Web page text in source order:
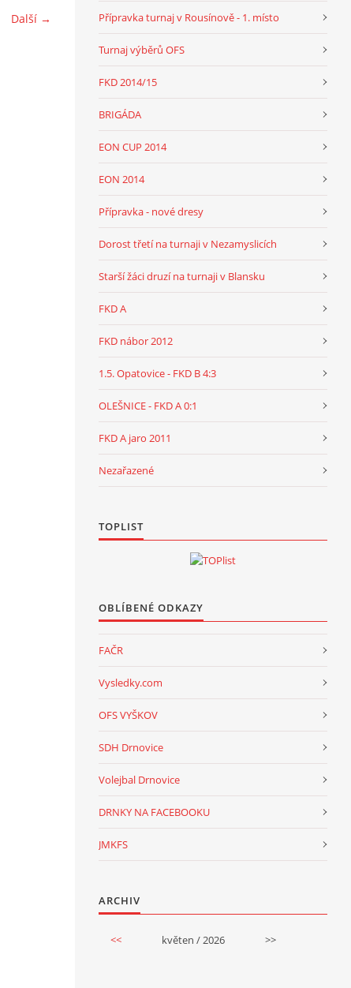
Další → Přípravka turnaj v Rousínově - 1. místo
Turnaj výběrů OFS
FKD 2014/15
BRIGÁDA
EON CUP 2014
EON 2014
Přípravka - nové dresy
Dorost třetí na turnaji v Nezamyslicích
Starší žáci druzí na turnaji v Blansku
FKD A
FKD nábor 2012
1.5. Opatovice - FKD B 4:3
OLEŠNICE - FKD A 0:1
FKD A jaro 2011
Nezařazené
TOPLIST
OBLÍBENÉ ODKAZY
FAČR
Vysledky.com
OFS VYŠKOV
SDH Drnovice
Volejbal Drnovice
DRNKY NA FACEBOOKU
JMKFS
ARCHIV
<< květen / 2026 >>